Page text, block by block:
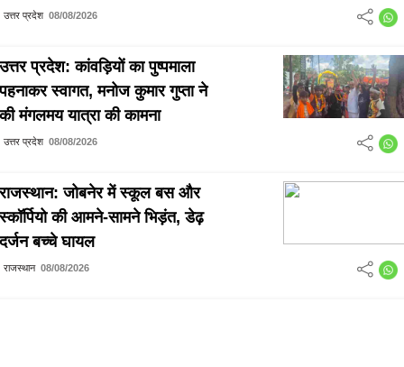
उत्तर प्रदेश 08/08/2026
उत्तर प्रदेश: कांवड़ियों का पुष्पमाला
पहनाकर स्वागत, मनोज कुमार गुप्ता ने
की मंगलमय यात्रा की कामना
उत्तर प्रदेश 08/08/2026
राजस्थान: जोबनेर में स्कूल बस और
स्कॉर्पियो की आमने-सामने भिड़ंत, डेढ़
दर्जन बच्चे घायल
राजस्थान 08/08/2026